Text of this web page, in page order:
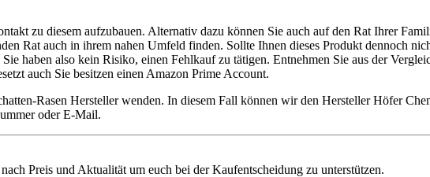
zu diesem aufzubauen. Alternativ dazu können Sie auch auf den Rat Ihrer
Rat auch in ihrem nahen Umfeld finden. Sollte Ihnen dieses Produkt dennoch
haben also kein Risiko, einen Fehlkauf zu tätigen. Entnehmen Sie aus der
auch Sie besitzen einen Amazon Prime Account.
Rasen Hersteller wenden. In diesem Fall können wir den Hersteller Höfer
oder E-Mail.
Preis und Aktualität um euch bei der Kaufentscheidung zu unterstützen.